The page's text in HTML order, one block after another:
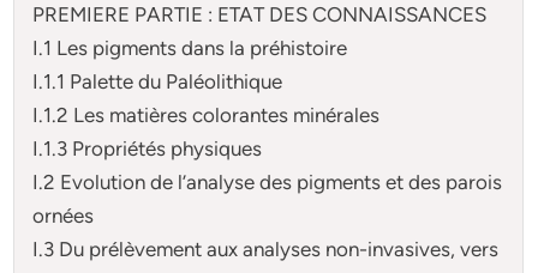
PREMIERE PARTIE : ETAT DES CONNAISSANCES
I.1 Les pigments dans la préhistoire
I.1.1 Palette du Paléolithique
I.1.2 Les matières colorantes minérales
I.1.3 Propriétés physiques
I.2 Evolution de l’analyse des pigments et des parois
ornées
I.3 Du prélèvement aux analyses non-invasives, vers